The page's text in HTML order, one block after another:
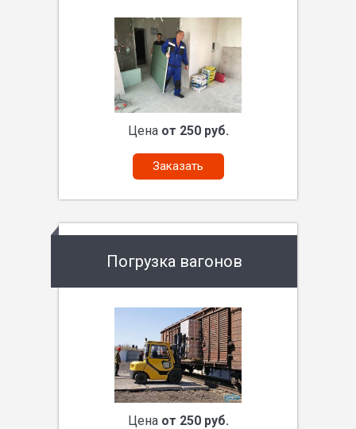
Цена от 250 руб.
Заказать
Погрузка вагонов
Цена от 250 руб.